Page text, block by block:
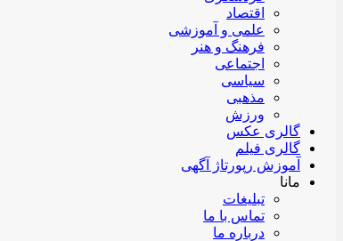
اقتصاد
علمی و آموزشی
فرهنگ و هنر
اجتماعی
سیاسی
مذهبی
ورزش
گالری عکس
گالری فیلم
آموزش رپورتاژ آگهی
مانا
تبلیغات
تماس با ما
درباره ما